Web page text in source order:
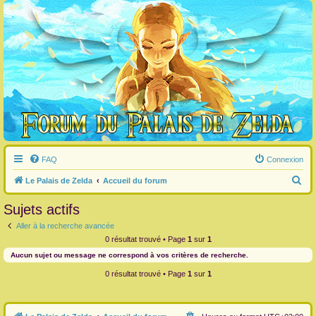
FAQ Connexion
Le Palais de Zelda Accueil du forum
e
e
r
Sujets actifs
Aller à la recherche avancée
0 résultat trouvé • Page 1 sur 1
Aucun sujet ou message ne correspond à vos critères de recherche.
0 résultat trouvé • Page 1 sur 1